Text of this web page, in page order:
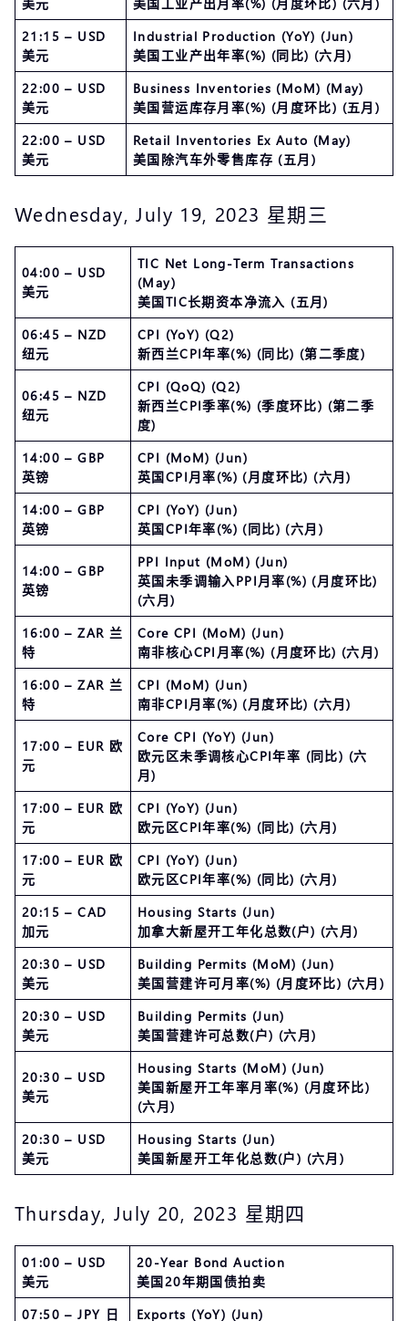
21:15 – USD
美元
Industrial Production (YoY) (Jun)
美国工业产出年率(%) (同比) (六月)
22:00 – USD
美元
Business Inventories (MoM) (May)
美国营运库存月率(%) (月度环比) (五月)
22:00 – USD
美元
Retail Inventories Ex Auto (May)
美国除汽车外零售库存 (五月)
Wednesday, July 19, 2023 星期三
04:00 – USD
美元
TIC Net Long-Term Transactions
(May)
美国TIC长期资本净流入 (五月)
06:45 – NZD
纽元
CPI (YoY) (Q2)
新西兰CPI年率(%) (同比) (第二季度)
06:45 – NZD
纽元
CPI (QoQ) (Q2)
新西兰CPI季率(%) (季度环比) (第二季
度)
14:00 – GBP
英镑
CPI (MoM) (Jun)
英国CPI月率(%) (月度环比) (六月)
14:00 – GBP
英镑
CPI (YoY) (Jun)
英国CPI年率(%) (同比) (六月)
14:00 – GBP
英镑
PPI Input (MoM) (Jun)
英国未季调输入PPI月率(%) (月度环比)
(六月)
16:00 – ZAR 兰
特
Core CPI (MoM) (Jun)
南非核心CPI月率(%) (月度环比) (六月)
16:00 – ZAR 兰
特
CPI (MoM) (Jun)
南非CPI月率(%) (月度环比) (六月)
17:00 – EUR 欧
元
Core CPI (YoY) (Jun)
欧元区未季调核心CPI年率 (同比) (六
月)
17:00 – EUR 欧
元
CPI (YoY) (Jun)
欧元区CPI年率(%) (同比) (六月)
17:00 – EUR 欧
元
CPI (YoY) (Jun)
欧元区CPI年率(%) (同比) (六月)
20:15 – CAD
加元
Housing Starts (Jun)
加拿大新屋开工年化总数(户) (六月)
20:30 – USD
美元
Building Permits (MoM) (Jun)
美国营建许可月率(%) (月度环比) (六月)
20:30 – USD
美元
Building Permits (Jun)
美国营建许可总数(户) (六月)
20:30 – USD
美元
Housing Starts (MoM) (Jun)
美国新屋开工年率月率(%) (月度环比)
(六月)
20:30 – USD
美元
Housing Starts (Jun)
美国新屋开工年化总数(户) (六月)
Thursday, July 20, 2023 星期四
01:00 – USD
美元
20-Year Bond Auction
美国20年期国债拍卖
07:50 – JPY 日
Exports (YoY) (Jun)